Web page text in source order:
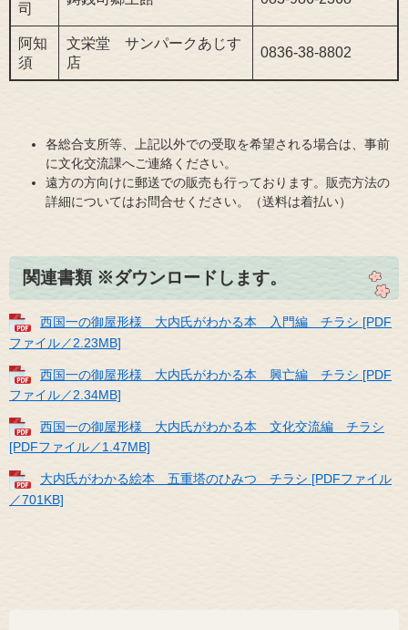
司
阿知
須
文栄堂 サンパークあじす
店
0836-38-8802
各総合支所等、上記以外での受取を希望される場合は、事前
に文化交流課へご連絡ください。
遠方の方向けに郵送での販売も行っております。販売方法の
詳細についてはお問合せください。（送料は着払い）
関連書類 ※ダウンロードします。
西国一の御屋形様 大内氏がわかる本 入門編 チラシ [PDF
ファイル／2.23MB]
西国一の御屋形様 大内氏がわかる本 興亡編 チラシ [PDF
ファイル／2.34MB]
西国一の御屋形様 大内氏がわかる本 文化交流編 チラシ
[PDFファイル／1.47MB]
大内氏がわかる絵本 五重塔のひみつ チラシ [PDFファイル
／701KB]